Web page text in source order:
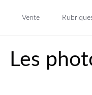
Vente
Les